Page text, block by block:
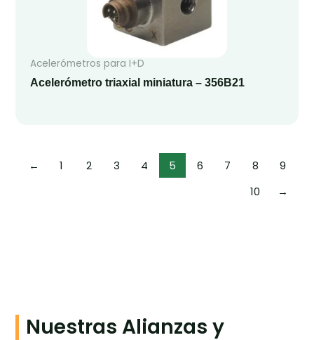
Acelerómetros para I+D
Acelerómetro triaxial miniatura – 356B21
← 1 2 3 4 5 6 7 8
9
10
→
Nuestras Alianzas y